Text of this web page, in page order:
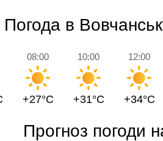
Погода в
08:00
+27°C
10:00
+31°C
12:00
+34°C
Прогноз погоди